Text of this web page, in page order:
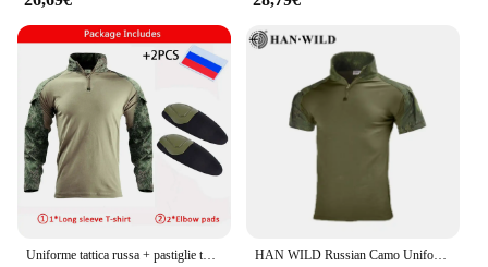
Uniforme tattica russa + pastiglie tute da combattimento abbigliamento da caccia abbigliamento da lavoro Paintball Outdoor HAN WILD Russian Camo Uniform Combat t-shirt Airsoft Tactical Cargo Pants top Paintball Suit elastico Airsoft escursionismo Climb Set